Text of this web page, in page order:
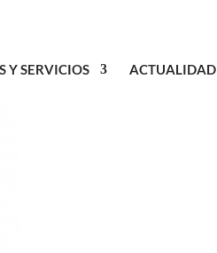
Y SERVICIOS ACTUALIDAD